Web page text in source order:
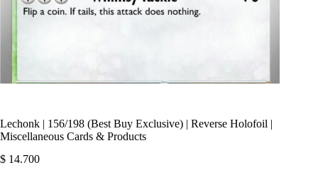
Lechonk | 156/198 (Best Buy Exclusive) | Reverse Holofoil |
Miscellaneous Cards & Products
$ 14.700